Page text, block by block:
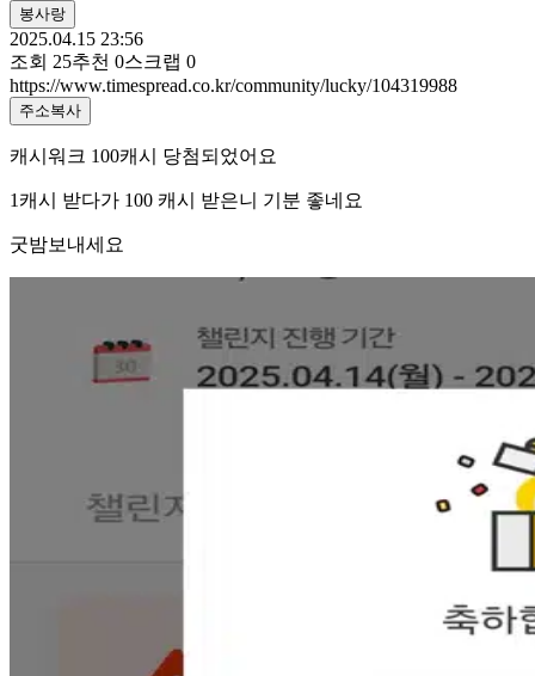
봉사랑
2025.04.15 23:56
조회 25추천 0스크랩 0
https://www.timespread.co.kr/community/lucky/104319988
주소복사
캐시워크 100캐시 당첨되었어요
1캐시 받다가 100 캐시 받은니 기분 좋네요
굿밤보내세요